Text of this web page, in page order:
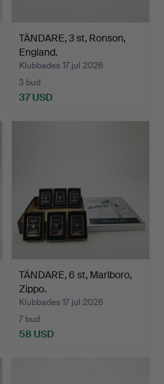
TÄNDARE, 3 st, Ronson,
England.
Klubbades 17 jul 2026
3 bud
37 USD
TÄNDARE, 6 st, Marlboro,
Zippo.
Klubbades 17 jul 2026
7 bud
58 USD